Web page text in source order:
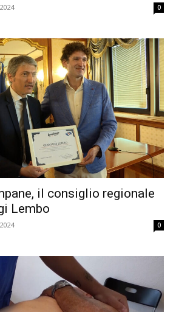
0
il consiglio regionale
Lembo
0